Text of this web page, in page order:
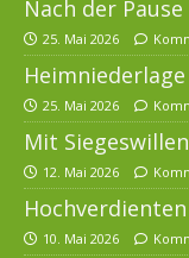
Nach der
25. Mai 2026
25. Mai 2026
Mit
12. Mai 2026
10. Mai 2026